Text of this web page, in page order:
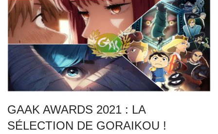
GAAK AWARDS 2021 : LA
SÉLECTION DE GORAIKOU !